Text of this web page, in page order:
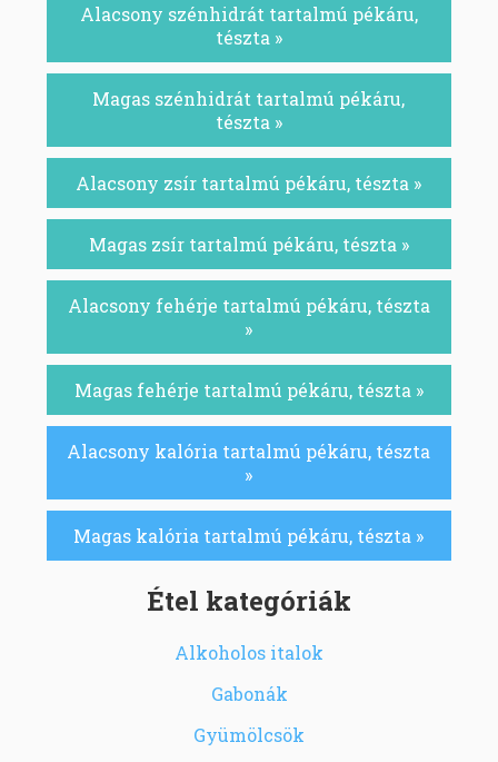
Alacsony szénhidrát tartalmú pékáru,
tészta »
Magas szénhidrát tartalmú pékáru,
tészta »
Alacsony zsír tartalmú pékáru, tészta »
Magas zsír tartalmú pékáru, tészta »
Alacsony fehérje tartalmú pékáru, tészta
»
Magas fehérje tartalmú pékáru, tészta »
Alacsony kalória tartalmú pékáru, tészta
»
Magas kalória tartalmú pékáru, tészta »
Étel kategóriák
Alkoholos italok
Gabonák
Gyümölcsök